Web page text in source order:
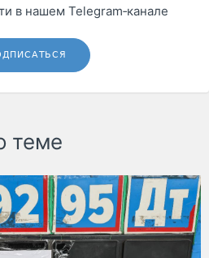
в нашем Telegram‑канале
теме